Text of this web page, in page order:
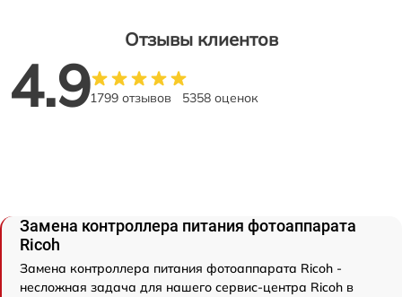
Отзывы клиентов
4.91799 отзывов 5358 оценок
Замена контроллера питания фотоаппарата
Ricoh
Замена контроллера питания фотоаппарата Ricoh -
несложная задача для нашего сервис-центра Ricoh в